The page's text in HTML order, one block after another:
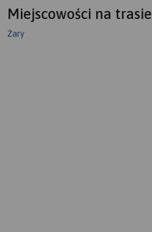
Miejscowości na trasie
Żary